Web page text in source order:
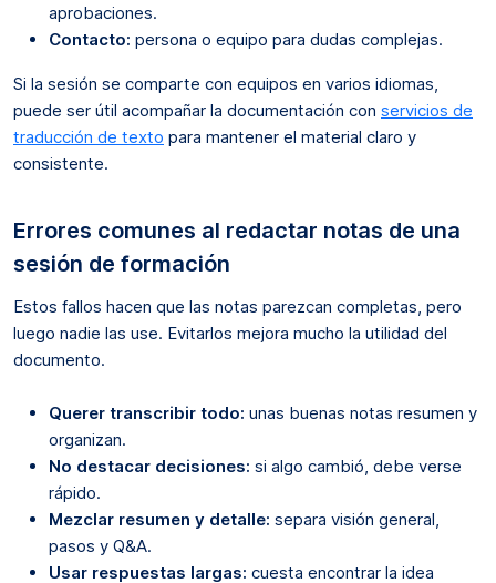
aprobaciones.
Contacto: persona o equipo para dudas complejas.
Si la sesión se comparte con equipos en varios idiomas,
puede ser útil acompañar la documentación con servicios de
traducción de texto para mantener el material claro y
consistente.
Errores comunes al redactar notas de una
sesión de formación
Estos fallos hacen que las notas parezcan completas, pero
luego nadie las use. Evitarlos mejora mucho la utilidad del
documento.
Querer transcribir todo: unas buenas notas resumen y
organizan.
No destacar decisiones: si algo cambió, debe verse
rápido.
Mezclar resumen y detalle: separa visión general,
pasos y Q&A.
Usar respuestas largas: cuesta encontrar la idea